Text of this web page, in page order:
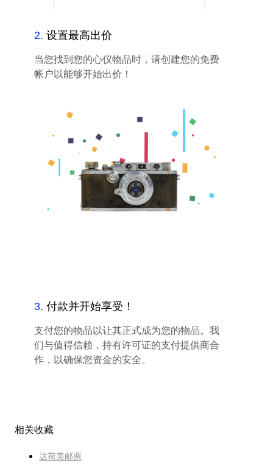
2. 设置最高出价
当您找到您的心仪物品时，请创建您的免费
帐户以能够开始出价！
3. 付款并开始享受！
支付您的物品以让其正式成为您的物品。我
们与值得信赖，持有许可证的支付提供商合
作，以确保您资金的安全。
相关收藏
达荷美邮票